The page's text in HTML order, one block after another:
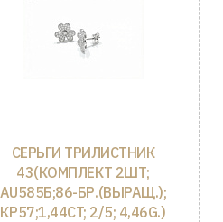
СЕРЬГИ ТРИЛИСТНИК
43(КОМПЛЕКТ 2ШТ;
AU585Б;86-БР.(ВЫРАЩ.);
КР57;1,44CT; 2/5; 4,46G.)